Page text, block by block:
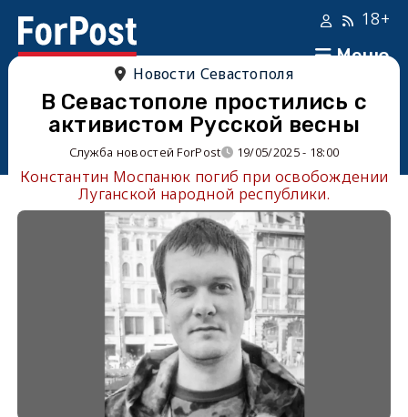
Меню
18+
Новости Севастополя
В Севастополе простились с
активистом Русской весны
Служба новостей ForPost 19/05/2025 - 18:00
Константин Моспанюк погиб при освобождении
Луганской народной республики.